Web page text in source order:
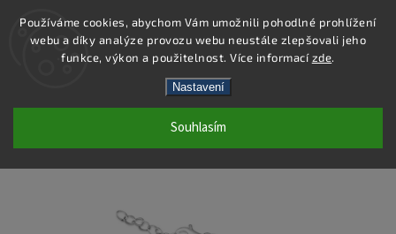
Používáme cookies, abychom Vám umožnili pohodlné prohlížení
webu a díky analýze provozu webu neustále zlepšovali jeho
funkce, výkon a použitelnost. Více informacízde.
Nastavení
Souhlasím
Hledat
SB253 - NÁRAMEK AG 925/1000